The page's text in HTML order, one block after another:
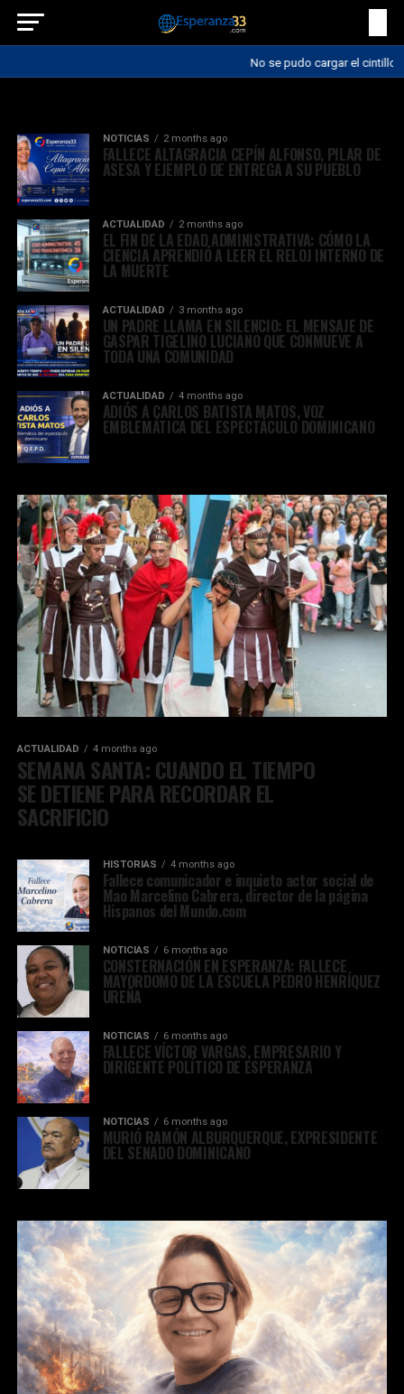
No se pudo cargar el cintillo.
NOTICIAS 2 months ago
FALLECE ALTAGRACIA CEPÍN ALFONSO, PILAR DE
ASESA Y EJEMPLO DE ENTREGA A SU PUEBLO
ACTUALIDAD 2 months ago
EL FIN DE LA EDAD ADMINISTRATIVA: CÓMO LA
CIENCIA APRENDIÓ A LEER EL RELOJ INTERNO DE
LA MUERTE
ACTUALIDAD 3 months ago
UN PADRE LLAMA EN SILENCIO: EL MENSAJE DE
GASPAR TIGELINO LUCIANO QUE CONMUEVE A
TODA UNA COMUNIDAD
ACTUALIDAD 4 months ago
ADIÓS A CARLOS BATISTA MATOS, VOZ
EMBLEMÁTICA DEL ESPECTÁCULO DOMINICANO
ACTUALIDAD 4 months ago
SEMANA SANTA: CUANDO EL TIEMPO
SE DETIENE PARA RECORDAR EL
SACRIFICIO
HISTORIAS 4 months ago
Fallece comunicador e inquieto actor social de
Mao Marcelino Cabrera, director de la página
Hispanos del Mundo.com
NOTICIAS 6 months ago
CONSTERNACIÓN EN ESPERANZA: FALLECE
MAYORDOMO DE LA ESCUELA PEDRO HENRÍQUEZ
UREÑA
NOTICIAS 6 months ago
FALLECE VÍCTOR VARGAS, EMPRESARIO Y
DIRIGENTE POLÍTICO DE ESPERANZA
NOTICIAS 6 months ago
MURIÓ RAMÓN ALBURQUERQUE, EXPRESIDENTE
DEL SENADO DOMINICANO